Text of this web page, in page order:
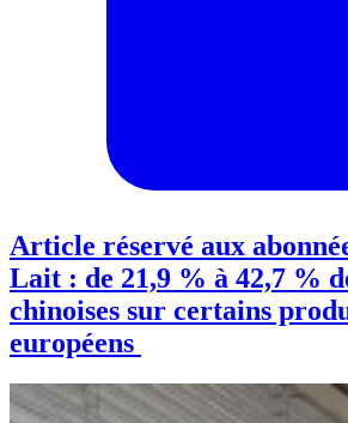
Article réservé aux
Lait : de 21,9 % à 42,7 %
chinoises sur certains
européens